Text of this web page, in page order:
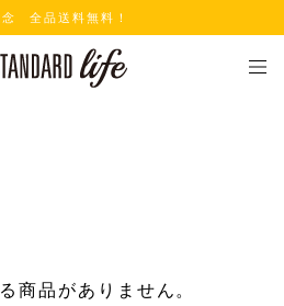
全品送料無料！
商品がありません。